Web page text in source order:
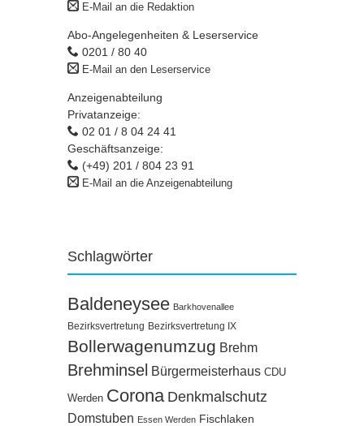
E-Mail an die Redaktion
Abo-Angelegenheiten & Leserservice
0201 / 80 40
E-Mail an den Leserservice
Anzeigenabteilung
Privatanzeige:
02 01 / 8 04 24 41
Geschäftsanzeige:
(+49) 201 / 804 23 91
E-Mail an die Anzeigenabteilung
Schlagwörter
Baldeneysee Barkhovenallee
Bezirksvertretung Bezirksvertretung IX
Bollerwagenumzug Brehm
Brehminsel Bürgermeisterhaus CDU
Werden Corona Denkmalschutz
Domstuben Essen Werden Fischlaken